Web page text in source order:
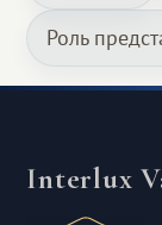
Роль
Interlux